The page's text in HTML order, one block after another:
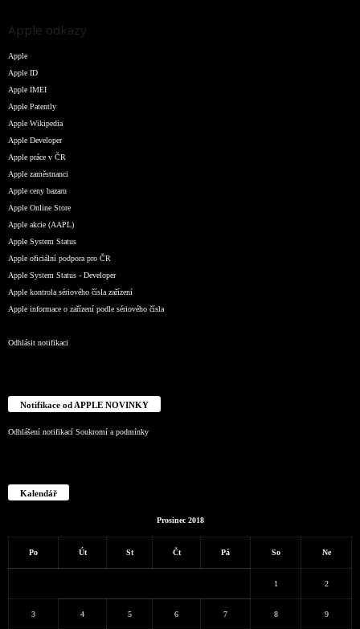
Apple odkazy
Apple
Apple ID
Apple IMEI
Apple Patently
Apple Wikipedia
Apple Developer
Apple práce v ČR
Apple zaměstnanci
Apple ceny bazaru
Apple Online Store
Apple akcie (AAPL)
Apple System Status
Apple oficiální podpora pro ČR
Apple System Status - Developer
Apple kontrola sériového čísla zařízení
Apple informace o zařízení podle sériového čísla
Odhlásit notifikaci
Notifikace od APPLE NOVINKY
Odhlášení notifikací Soukromí a podmínky
Kalendář
Prosinec 2018
Po Út St Čt Pá So Ne
1 2
3 4 5 6 7 8 9